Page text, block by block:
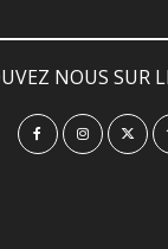
NOUS SUR